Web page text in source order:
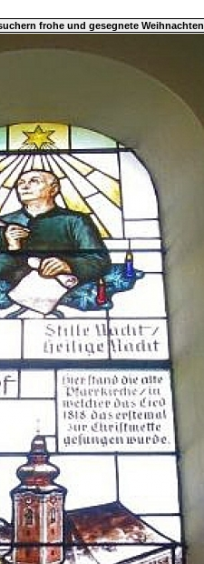
frohe und gesegnete Weihnachten